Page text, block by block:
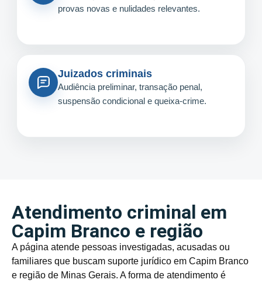
provas novas e nulidades relevantes.
Juizados criminais
Audiência preliminar, transação penal,
suspensão condicional e queixa-crime.
Atendimento criminal em
Capim Branco e região
A página atende pessoas investigadas, acusadas ou
familiares que buscam suporte jurídico em Capim Branco
e região de Minas Gerais. A forma de atendimento é